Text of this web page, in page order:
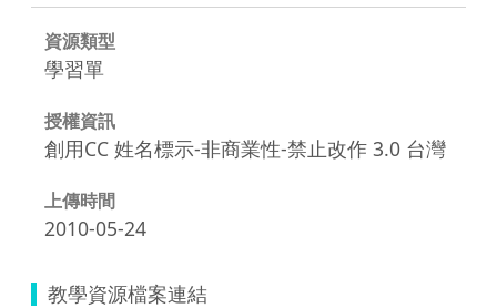
資源類型
學習單
授權資訊
創用CC 姓名標示-非商業性-禁止改作 3.0 台灣
上傳時間
2010-05-24
教學資源檔案連結